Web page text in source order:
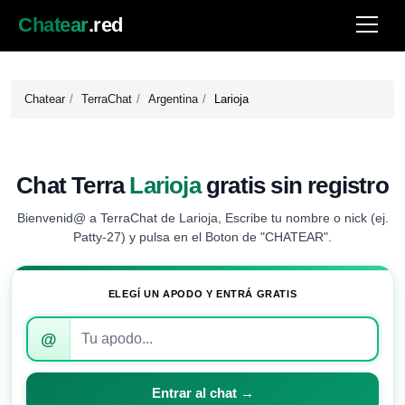
Chatear.red
Chatear TerraChat Argentina Larioja
Chat TerraLariojagratis sin registro
Bienvenid@ a TerraChat de Larioja, Escribe tu nombre o nick (ej.
Patty-27) y pulsa en el Boton de "CHATEAR".
ELEGÍ UN APODO Y ENTRÁ GRATIS
Introduce
apodo
para
@
Entrar al chat →